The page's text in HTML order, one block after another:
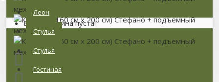
Леон
Стулья
Стулья
Гостиная
Ваша корзина пуста!